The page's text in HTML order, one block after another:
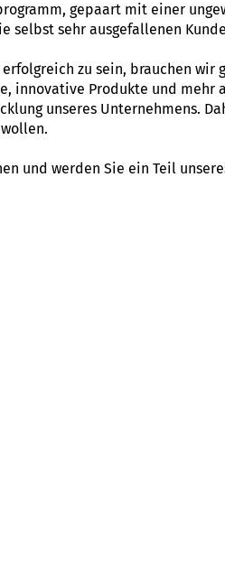
gepaart mit einer
selbst sehr ausgefallenen
zu sein, brauchen wir
innovative Produkte und
unseres Unternehmens.
und werden Sie ein Teil